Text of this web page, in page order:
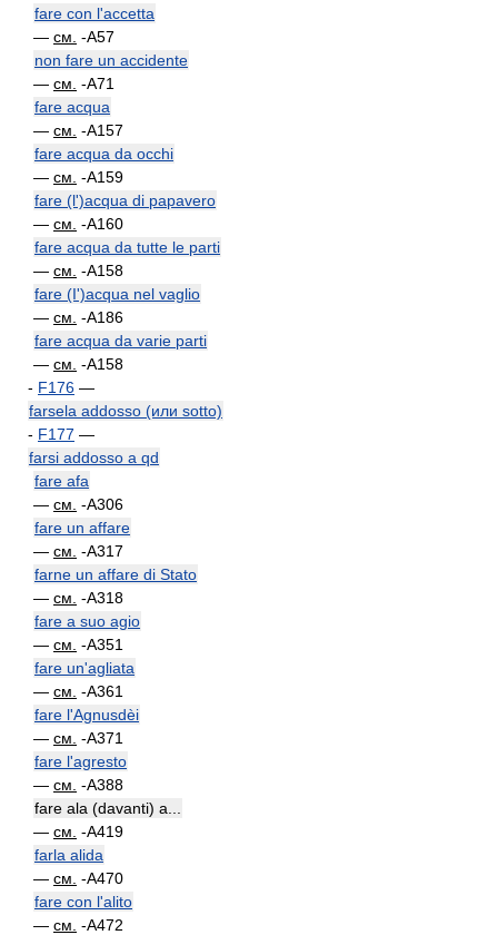
fare con l'accetta
— см. -A57
non fare un accidente
— см. -A71
fare acqua
— см. -A157
fare acqua da occhi
— см. -A159
fare (l')acqua di papavero
— см. -A160
fare acqua da tutte le parti
— см. -A158
fare (I')acqua nel vaglio
— см. -A186
fare acqua da varie parti
— см. -A158
- F176 —
farsela addosso (или sotto)
- F177 —
farsi addosso a qd
fare afa
— см. -A306
fare un affare
— см. -A317
farne un affare di Stato
— см. -A318
fare a suo agio
— см. -A351
fare un'agliata
— см. -A361
fare l'Agnusdèi
— см. -A371
fare l'agresto
— см. -A388
fare ala (davanti) a...
— см. -A419
farla alida
— см. -A470
fare con l'alito
— см. -A472